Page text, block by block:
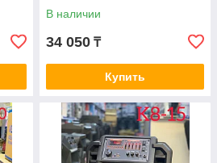
В наличии
34 050 ₸
Купить